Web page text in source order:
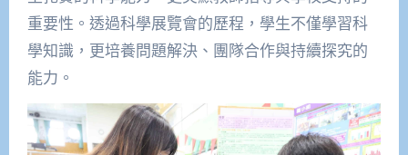
重要性。透過科學展覽會的歷程，學生不僅學習科
學知識，更培養問題解決、團隊合作與持續探究的
能力。